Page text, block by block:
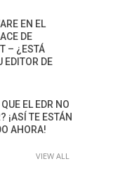
EN EL
DE
– ¿ESTÁ
EDITOR DE
EL EDR NO
¡ASÍ TE ESTÁN
AHORA!
VIEW ALL